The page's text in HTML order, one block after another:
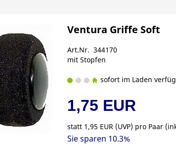
Ventura Griffe Soft
Art.Nr. 344170
mit Stopfen
sofort im Laden
1,75 EUR
statt 1,95 EUR (UVP) pro Paar
Sie sparen 10.3%